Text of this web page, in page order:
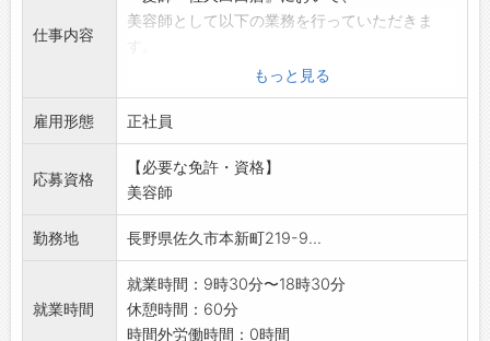
仕事内容
美容師として以下の業務を行っていただきま
■カット専門店『髪師』での美容師全般業務を
していただきます。
■未経験の方でも指導いたします。お気軽にご
応募ください。
【変更範囲:なし】
もっと見る
雇用形態 正社員
応募資格
【必要な免許・資格】
美容師
勤務地 長野県佐久市本新町219-9...
就業時間
就業時間：9時30分〜18時30分
休憩時間：60分
時間外労働時間：0時間